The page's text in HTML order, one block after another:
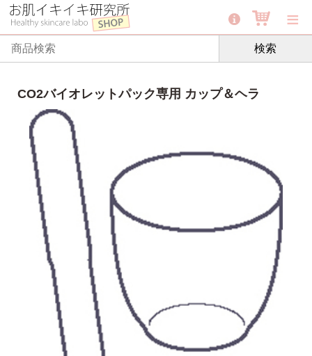
検索
CO2バイオレットパック専用 カップ＆ヘラ
≡